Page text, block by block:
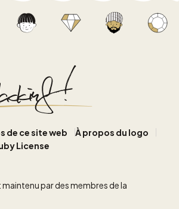
de ce site web
À propos du logo
License
par des membres de la